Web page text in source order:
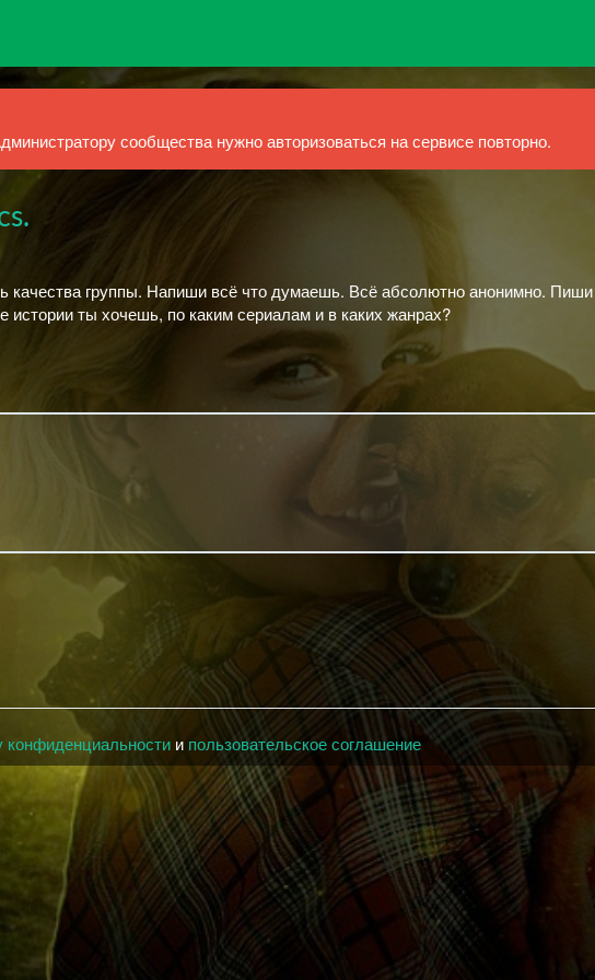
сообщества нужно авторизоваться на сервисе повторно.
качества группы. Напиши всё что думаешь. Всё абсолютно анонимно.
истории ты хочешь, по каким сериалам и в каких жанрах?
конфиденциальности и пользовательское соглашение